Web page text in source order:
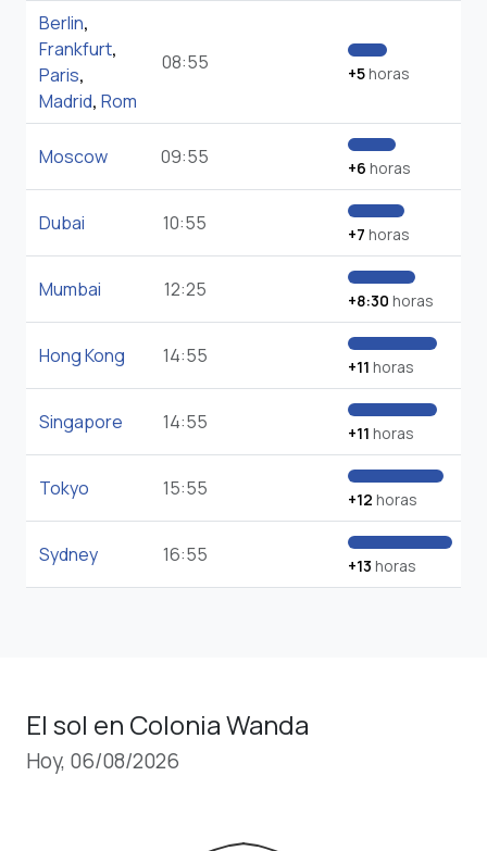
Berlin,
Frankfurt,
Paris,
Madrid, Rom
08:55 +5horas
Moscow 09:55 +6 horas
Dubai 10:55 +7 horas
Mumbai 12:25 +8:30 horas
Hong Kong 14:55 +11 horas
Singapore 14:55 +11 horas
Tokyo 15:55 +12 horas
Sydney 16:55 +13 horas
El sol en Colonia Wanda
Hoy, 06/08/2026